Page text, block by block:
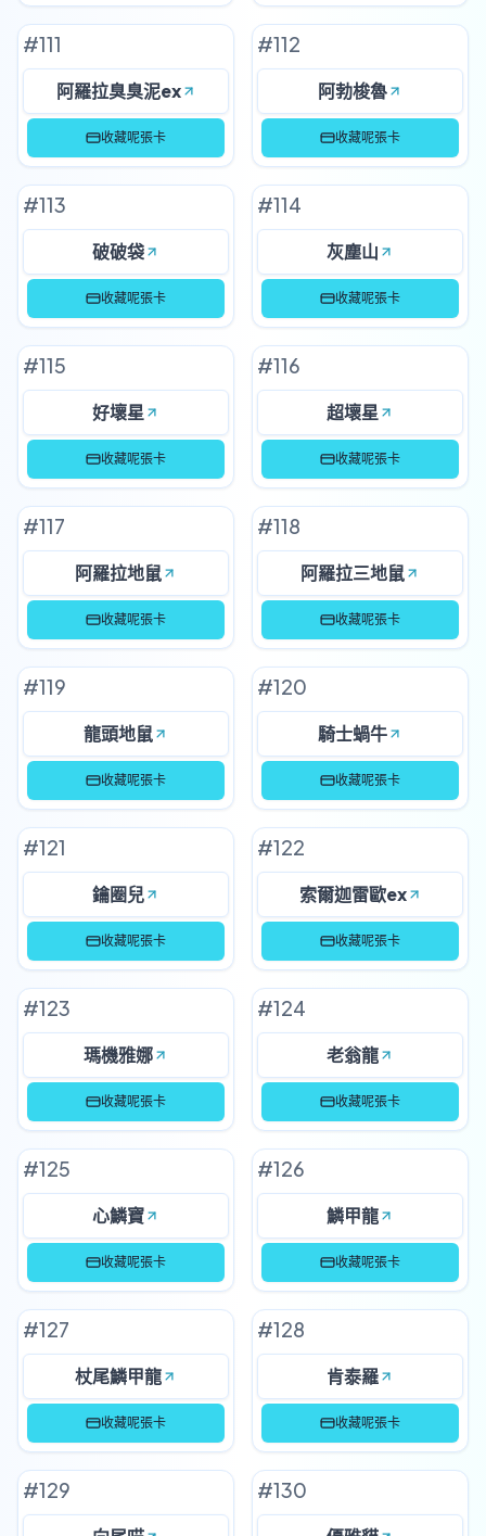
#111
阿羅拉臭臭泥ex
收藏呢張卡
#112
阿勃梭魯
收藏呢張卡
#113
破破袋
收藏呢張卡
#114
灰塵山
收藏呢張卡
#115
好壞星
收藏呢張卡
#116
超壞星
收藏呢張卡
#117
阿羅拉地鼠
收藏呢張卡
#118
阿羅拉三地鼠
收藏呢張卡
#119
龍頭地鼠
收藏呢張卡
#120
騎士蝸牛
收藏呢張卡
#121
鑰圈兒
收藏呢張卡
#122
索爾迦雷歐ex
收藏呢張卡
#123
瑪機雅娜
收藏呢張卡
#124
老翁龍
收藏呢張卡
#125
心鱗寶
收藏呢張卡
#126
鱗甲龍
收藏呢張卡
#127
杖尾鱗甲龍
收藏呢張卡
#128
肯泰羅
收藏呢張卡
#129 #130